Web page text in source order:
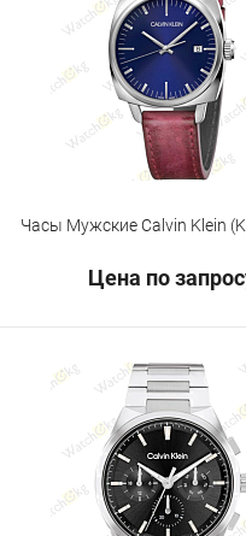
Купить в 1 клик
Под
Часы Мужские Calvin Klein
Цена по
Запросить
Купить в 1 клик
Под